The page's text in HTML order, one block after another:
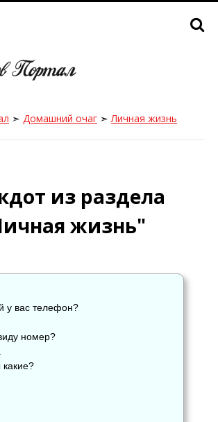
➣ Домашний очаг ➣Личная жизнь
из раздела
жизнь"
у вас телефон?
номер?